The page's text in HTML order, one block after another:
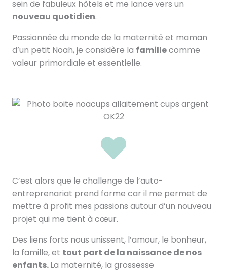
sein de fabuleux hôtels et me lance vers un
nouveau quotidien.
Passionnée du monde de la maternité et maman
d’un petit Noah, je considère la famillecomme
valeur primordiale et essentielle.
C’est alors que le challenge de l’auto-
entreprenariat prend forme car il me permet de
mettre à profit mes passions autour d’un nouveau
projet qui me tient à cœur.
Des liens forts nous unissent, l’amour, le bonheur,
la famille, et tout part de la naissance de nos
enfants.La maternité, la grossesse